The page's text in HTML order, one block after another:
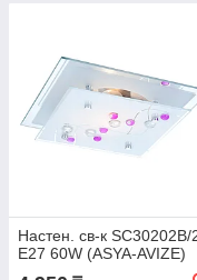
Настен. св-к SC30202B/
E27 60W (ASYA-AVIZE)